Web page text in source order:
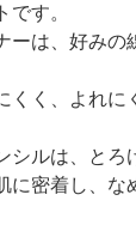
です。
ーは、好みの
くく、よれに
シルは、とろ
に密着し、な
たいイメージ